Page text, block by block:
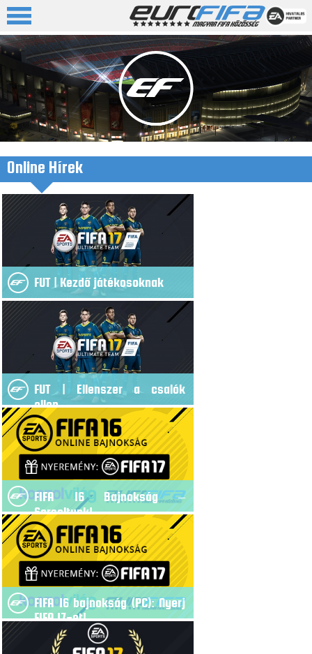
Online Hírek
FUT | Kezdő játékosoknak
FUT | Ellenszer a csalók
ellen…
FIFA 16 Bajnokság –
Sorsoltunk!
FIFA 16 bajnokság (PC): Nyerj
FIFA 17-et!